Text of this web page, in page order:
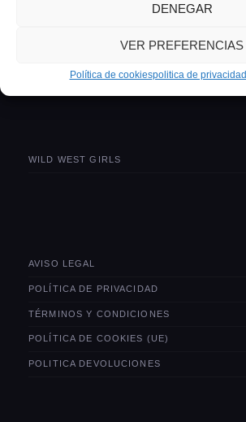
DENEGAR
VER PREFERENCIAS
Política de cookiespolitica de privacidad
Política de cookies (UE)
WILD WEST GIRLS
AVISO LEGAL
POLÍTICA DE PRIVACIDAD
TÉRMINOS Y CONDICIONES
POLÍTICA DE COOKIES (UE)
POLITICA DEVOLUCIONES